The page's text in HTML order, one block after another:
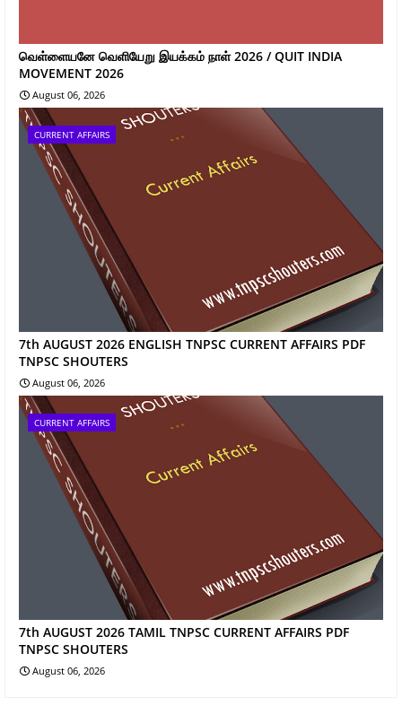
வெள்ளையனே வெளியேறு இயக்கம் நாள் 2026 / QUIT INDIA
MOVEMENT 2026
August 06, 2026
CURRENT AFFAIRS
7th AUGUST 2026 ENGLISH TNPSC CURRENT AFFAIRS PDF
TNPSC SHOUTERS
August 06, 2026
CURRENT AFFAIRS
7th AUGUST 2026 TAMIL TNPSC CURRENT AFFAIRS PDF
TNPSC SHOUTERS
August 06, 2026